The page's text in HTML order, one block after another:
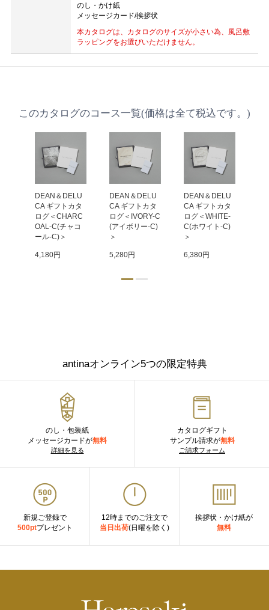
のし・かけ紙
メッセージカード/挨拶状
本カタログは、カタログのサイズが小さい為、風呂敷
ラッピングをお選びいただけません。
このカタログのコース一覧(価格は全て税込です。)
DEAN＆DELU
CA ギフトカタ
ログ＜CHARC
OAL-C(チャコ
ール-C)＞
4,180円
DEAN＆DELU
CA ギフトカタ
ログ＜IVORY-C
(アイボリー-C)
＞
5,280円
DEAN＆DELU
CA ギフトカタ
ログ＜WHITE-
C(ホワイト-C)
＞
6,380円
antinaオンライン5つの限定特典
のし・包装紙
メッセージカードが無料
詳細を見る
カタログギフト
サンプル請求が無料
ご請求フォーム
新規ご登録で
500ptプレゼント
12時までのご注文で
当日出荷(日曜を除く)
挨拶状・かけ紙が
無料